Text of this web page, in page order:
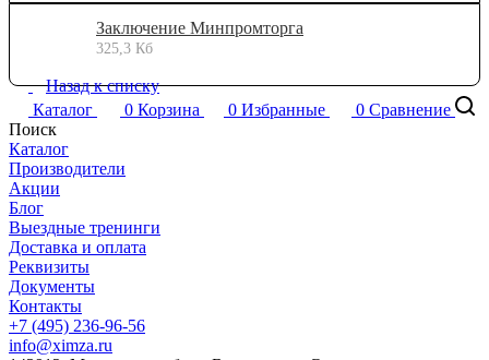
Заключение Минпромторга
325,3 Кб
Назад к списку
Каталог
0 Корзина 0 Избранные 0 Сравнение
Поиск
Каталог
Производители
Акции
Блог
Выездные тренинги
Доставка и оплата
Реквизиты
Документы
Контакты
+7 (495) 236-96-56
info@ximza.ru